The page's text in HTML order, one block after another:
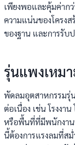
เพียงพอและคุ้มค่าก
ความแน่นของโครงส
ของฐาน และการรับ
รุ่นแพงเหม
พัดลมอุตสาหกรรมรุ่
ต่อเนื่อง เช่น โรงงา
หรือพื้นที่ที่มีพนักงาน
นี้ต้องการแรงลมที่ส